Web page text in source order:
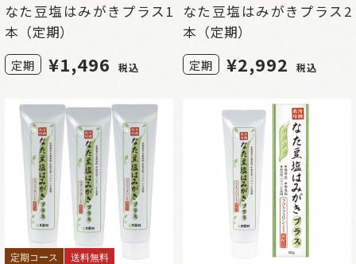
なた豆塩はみがきプラス1
本（定期）
定期 ¥1,496 税込
なた豆塩はみがきプラス2
本（定期）
定期 ¥2,992 税込
定期コース 送料無料